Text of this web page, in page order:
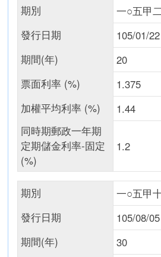
期別
一○五甲
發行日期
105/01/22
期間(年)
20
票面利率 (%)
1.375
加權平均利率 (%)
1.44
同時期郵政一年期
定期儲金利率-固定
(%)
1.2
期別
一○五甲
發行日期
105/08/05
期間(年)
30